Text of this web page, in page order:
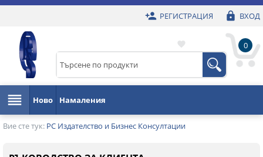
 РЕГИСТРАЦИЯ  ВХОД

Предпочитани
0
 Ново Намаления
Вие сте тук: РС Издателство и Бизнес Консултации